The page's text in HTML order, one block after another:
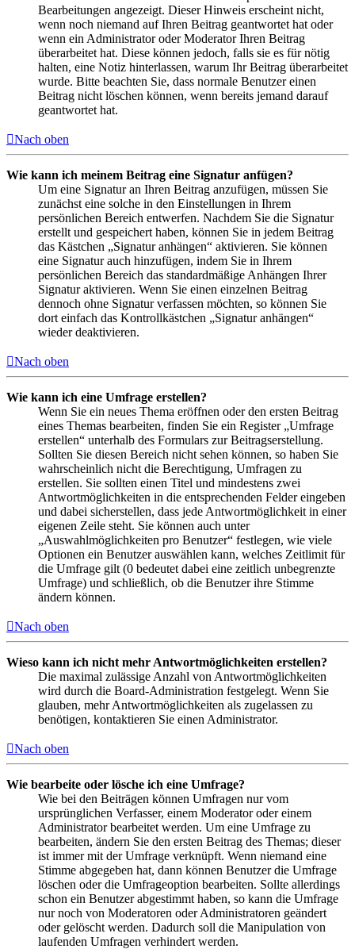
Bearbeitungen angezeigt. Dieser Hinweis erscheint nicht,
wenn noch niemand auf Ihren Beitrag geantwortet hat oder
wenn ein Administrator oder Moderator Ihren Beitrag
überarbeitet hat. Diese können jedoch, falls sie es für nötig
halten, eine Notiz hinterlassen, warum Ihr Beitrag überarbeitet
wurde. Bitte beachten Sie, dass normale Benutzer einen
Beitrag nicht löschen können, wenn bereits jemand darauf
geantwortet hat.
Nach oben
Wie kann ich meinem Beitrag eine Signatur anfügen?
Um eine Signatur an Ihren Beitrag anzufügen, müssen Sie
zunächst eine solche in den Einstellungen in Ihrem
persönlichen Bereich entwerfen. Nachdem Sie die Signatur
erstellt und gespeichert haben, können Sie in jedem Beitrag
das Kästchen „Signatur anhängen“ aktivieren. Sie können
eine Signatur auch hinzufügen, indem Sie in Ihrem
persönlichen Bereich das standardmäßige Anhängen Ihrer
Signatur aktivieren. Wenn Sie einen einzelnen Beitrag
dennoch ohne Signatur verfassen möchten, so können Sie
dort einfach das Kontrollkästchen „Signatur anhängen“
wieder deaktivieren.
Nach oben
Wie kann ich eine Umfrage erstellen?
Wenn Sie ein neues Thema eröffnen oder den ersten Beitrag
eines Themas bearbeiten, finden Sie ein Register „Umfrage
erstellen“ unterhalb des Formulars zur Beitragserstellung.
Sollten Sie diesen Bereich nicht sehen können, so haben Sie
wahrscheinlich nicht die Berechtigung, Umfragen zu
erstellen. Sie sollten einen Titel und mindestens zwei
Antwortmöglichkeiten in die entsprechenden Felder eingeben
und dabei sicherstellen, dass jede Antwortmöglichkeit in einer
eigenen Zeile steht. Sie können auch unter
„Auswahlmöglichkeiten pro Benutzer“ festlegen, wie viele
Optionen ein Benutzer auswählen kann, welches Zeitlimit für
die Umfrage gilt (0 bedeutet dabei eine zeitlich unbegrenzte
Umfrage) und schließlich, ob die Benutzer ihre Stimme
ändern können.
Nach oben
Wieso kann ich nicht mehr Antwortmöglichkeiten erstellen?
Die maximal zulässige Anzahl von Antwortmöglichkeiten
wird durch die Board-Administration festgelegt. Wenn Sie
glauben, mehr Antwortmöglichkeiten als zugelassen zu
benötigen, kontaktieren Sie einen Administrator.
Nach oben
Wie bearbeite oder lösche ich eine Umfrage?
Wie bei den Beiträgen können Umfragen nur vom
ursprünglichen Verfasser, einem Moderator oder einem
Administrator bearbeitet werden. Um eine Umfrage zu
bearbeiten, ändern Sie den ersten Beitrag des Themas; dieser
ist immer mit der Umfrage verknüpft. Wenn niemand eine
Stimme abgegeben hat, dann können Benutzer die Umfrage
löschen oder die Umfrageoption bearbeiten. Sollte allerdings
schon ein Benutzer abgestimmt haben, so kann die Umfrage
nur noch von Moderatoren oder Administratoren geändert
oder gelöscht werden. Dadurch soll die Manipulation von
laufenden Umfragen verhindert werden.